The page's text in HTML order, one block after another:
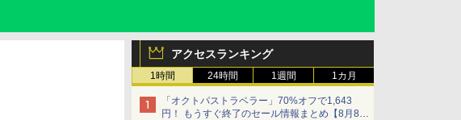
アクセスランキング
1時間 24時間 1週間 1カ月
「オクトパストラベラー」70%オフで1,643
円！ もうすぐ終了のセール情報まとめ【8月8日